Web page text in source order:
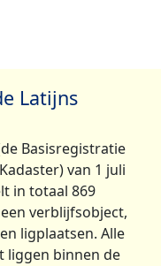
Latijns
Basisregistratie
van 1 juli
in totaal 869
verblijfsobject,
ligplaatsen. Alle
liggen binnen de